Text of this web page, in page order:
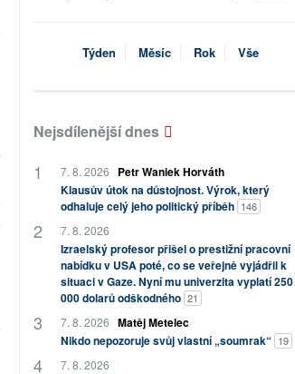
Týden Měsíc Rok Vše
Nejsdílenější dnes
7. 8. 2026
Petr Waniek Horváth
Klausův útok na důstojnost. Výrok, který
odhaluje celý jeho politický příběh 146
7. 8. 2026
Izraelský profesor přišel o prestižní pracovní
nabídku v USA poté, co se veřejně vyjádřil k
situaci v Gaze. Nyní mu univerzita vyplatí 250
000 dolarů odškodného 21
7. 8. 2026 Matěj Metelec
Nikdo nepozoruje svůj vlastní „soumrak“ 19
7. 8. 2026